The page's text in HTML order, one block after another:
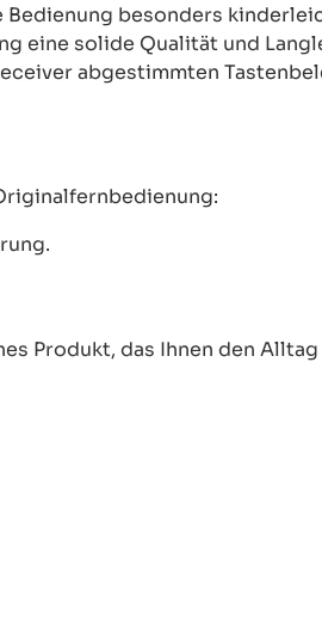
besonders
eine solide Qualität und
abgestimmten
Produkt, das Ihnen den